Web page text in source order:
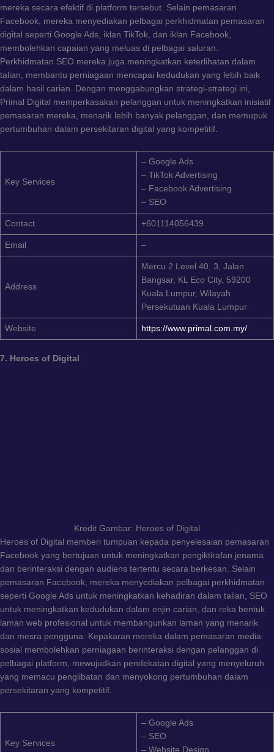
mereka secara efektif di platform tersebut. Selain pemasaran
Facebook, mereka menyediakan pelbagai perkhidmatan pemasaran
digital seperti Google Ads, iklan TikTok, dan iklan Facebook,
membolehkan capaian yang meluas di pelbagai saluran.
Perkhidmatan SEO mereka juga meningkatkan keterlihatan dalam
talian, membantu perniagaan mencapai kedudukan yang lebih baik
dalam hasil carian. Dengan menggabungkan strategi-strategi ini,
Primal Digital memperkasakan pelanggan untuk meningkatkan inisiatif
pemasaran mereka, menarik lebih banyak pelanggan, dan memupuk
pertumbuhan dalam persekitaran digital yang kompetitif.
Key Services
– Google Ads
– TikTok Advertising
– Facebook Advertising
– SEO
Contact +601114056439
Email –
Address
Mercu 2 Level 40, 3, Jalan
Bangsar, KL Eco City, 59200
Kuala Lumpur, Wilayah
Persekutuan Kuala Lumpur
Website https://www.primal.com.my/
7. Heroes of Digital
Kredit Gambar: Heroes of Digital
Heroes of Digital memberi tumpuan kepada penyelesaian pemasaran
Facebook yang bertujuan untuk meningkatkan pengiktirafan jenama
dan berinteraksi dengan audiens tertentu secara berkesan. Selain
pemasaran Facebook, mereka menyediakan pelbagai perkhidmatan
seperti Google Ads untuk meningkatkan kehadiran dalam talian, SEO
untuk meningkatkan kedudukan dalam enjin carian, dan reka bentuk
laman web profesional untuk membangunkan laman yang menarik
dan mesra pengguna. Kepakaran mereka dalam pemasaran media
sosial membolehkan perniagaan berinteraksi dengan pelanggan di
pelbagai platform, mewujudkan pendekatan digital yang menyeluruh
yang memacu penglibatan dan menyokong pertumbuhan dalam
persekitaran yang kompetitif.
Key Services
– Google Ads
– SEO
– Website Design